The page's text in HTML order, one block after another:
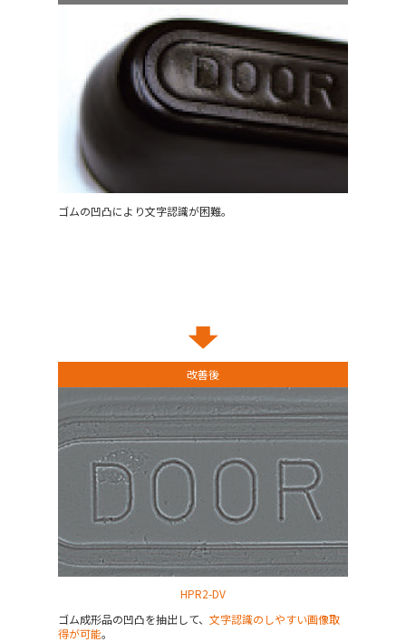
ゴムの凹凸により文字認識が困難。
改善後
HPR2-DV
ゴム成形品の凹凸を抽出して、 文字認識のしやすい画像取
得が可能。